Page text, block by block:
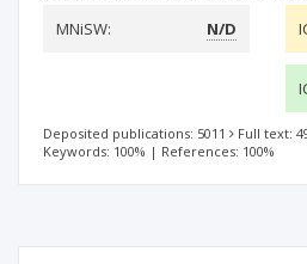
MNiSW:
N/D
Deposited publications: 5011 Full text:
Keywords: 100% | References: 100%